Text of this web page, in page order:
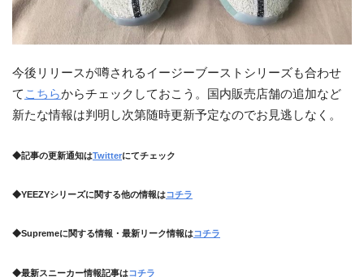
今後リリースが噂されるイージーブーストシリーズも合わせ
て こちらからチェックしておこう。国内販売店舗の追加など
新たな情報は判明し次第随時更新予定なのでお見逃しなく。
◆記事の更新通知はTwitterにてチェック
◆YEEZYシリーズに関する他の情報はコチラ
◆Supremeに関する情報・最新リーク情報はコチラ
◆最新スニーカー情報記事はコチラ